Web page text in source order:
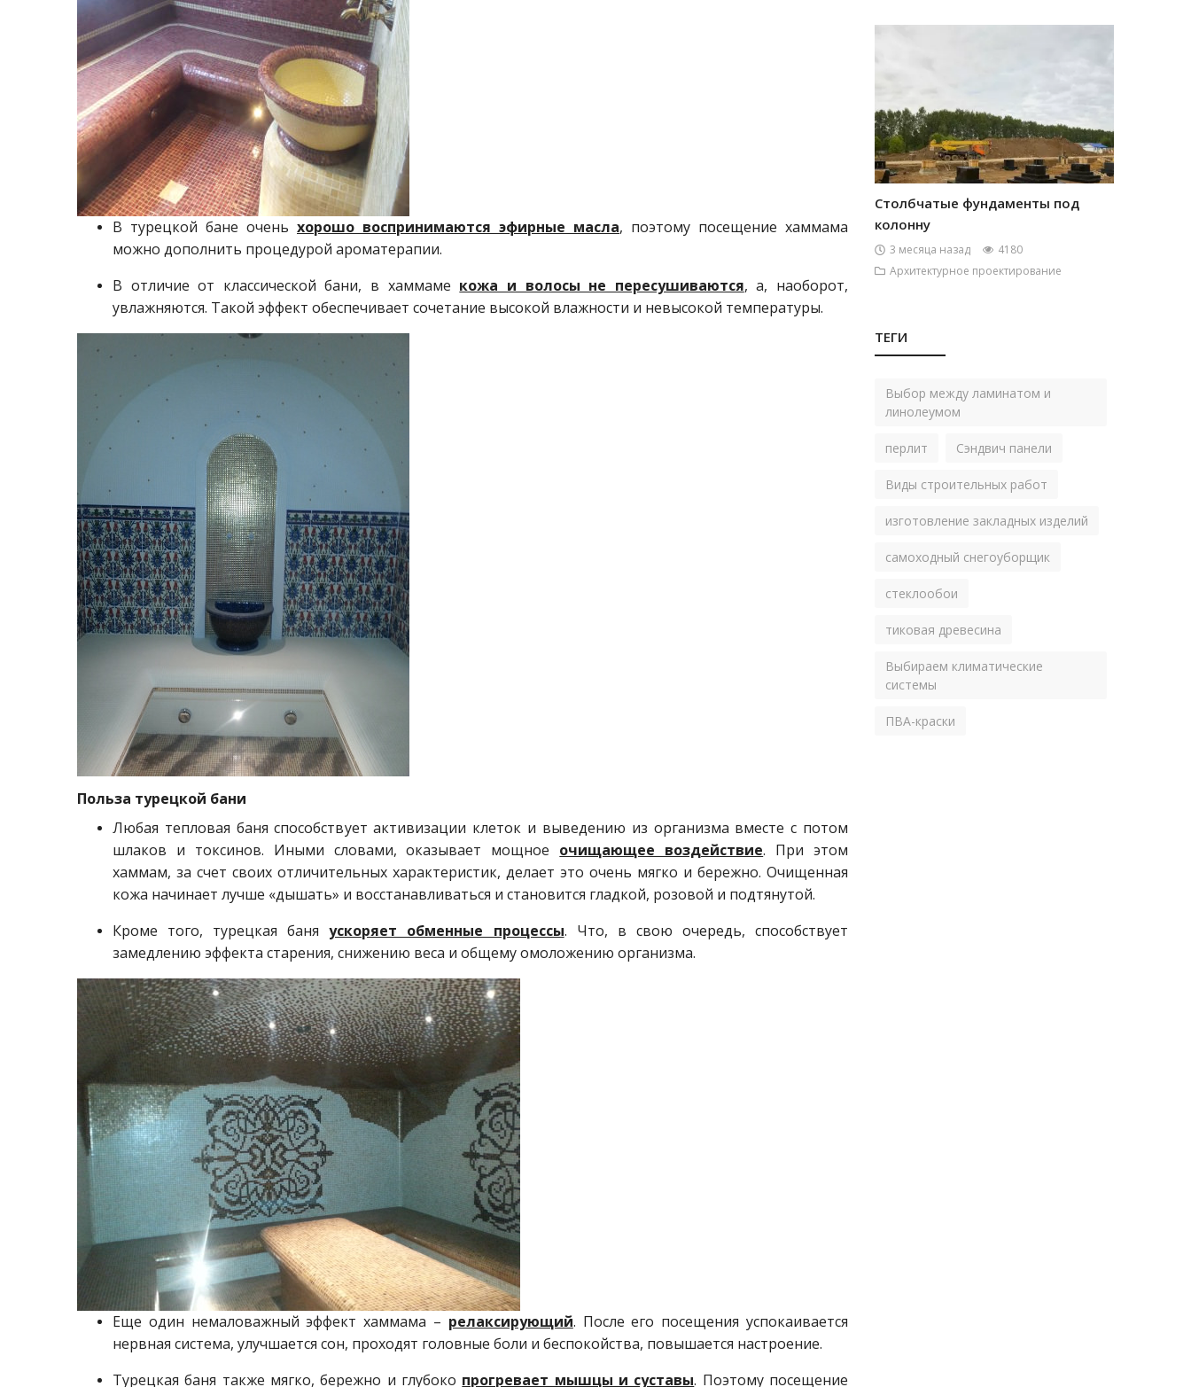
В турецкой бане очень хорошо воспринимаются эфирные масла, поэтому посещение хаммама
можно дополнить процедурой ароматерапии.
В отличие от классической бани, в хаммаме кожа и волосы не пересушиваются, а, наоборот,
увлажняются. Такой эффект обеспечивает сочетание высокой влажности и невысокой температуры.
Польза турецкой бани
Любая тепловая баня способствует активизации клеток и выведению из организма вместе с потом
шлаков и токсинов. Иными словами, оказывает мощное очищающее воздействие. При этом
хаммам, за счет своих отличительных характеристик, делает это очень мягко и бережно. Очищенная
кожа начинает лучше «дышать» и восстанавливаться и становится гладкой, розовой и подтянутой.
Кроме того, турецкая баняускоряет обменные процессы. Что, в свою очередь, способствует
замедлению эффекта старения, снижению веса и общему омоложению организма.
Еще один немаловажный эффект хаммама – релаксирующий. После его посещения успокаивается
нервная система, улучшается сон, проходят головные боли и беспокойства, повышается настроение.
Турецкая баня также мягко, бережно и глубоко прогревает мышцы и суставы. Поэтому посещение
Столбчатые фундаменты под
колонну
3 месяца назад
4180
Архитектурное проектирование
ТЕГИ
Выбор между ламинатом и
линолеумом
перлит Сэндвич панели
Виды строительных работ
изготовление закладных изделий
самоходный снегоуборщик
стеклообои
тиковая древесина
Выбираем климатические
системы
ПВА-краски